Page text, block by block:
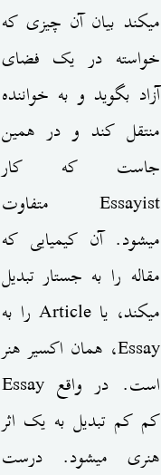
می‎کند بیان آن چیزی که
خواسته در یک فضای
آزاد بگوید و به خواننده
منتقل کند و در همین
جاست که کار
Essayist متفاوت
می‎شود. آن کیمیایی که
مقاله را به جستار تبدیل
می‎کند، یا Article را به
Essay، همان اکسیر هنر
است. در واقع Essay
کم کم تبدیل به یک اثر
هنری می‎شود. درست